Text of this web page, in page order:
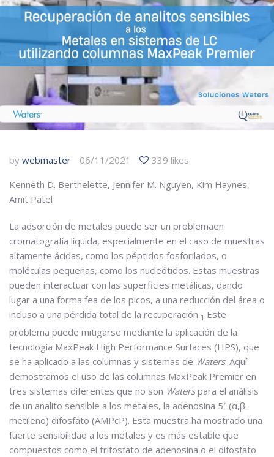
by webmaster 06/11/2021
339 likes
Kenneth D. Berthelette, Jennifer M. Nguyen, Kim Haynes,
Amit Patel
La adsorción de metales puede ser un problemaen
cromatografía líquida, especialmente en el caso de muestras
altamente ácidas, como los péptidos fosforilados, o
moléculas pequeñas, como los nucleótidos. Estas muestras
pueden interactuar con las superficies metálicas, dando
lugar a una forma fea de los picos, a una reducción del área o
incluso a una pérdida total de la recuperación.1 Este
problema puede mitigarse mediante la aplicación de la
tecnología MaxPeak High Performance Surfaces (HPS), que
se ha aplicado a las columnas y sistemas de Waters. Aquí
demostramos el uso de las columnas MaxPeak Premier en
tres sistemas diferentes que no son Waterspara el análisis
de un analito sensible a los metales, la adenosina 5′-(α,β-
metileno) difosfato (AMPcP). Esta muestra ha mostrado una
fuerte sensibilidad a los metales y es más estable que
compuestos como el trifosfato de adenosina o el difosfato